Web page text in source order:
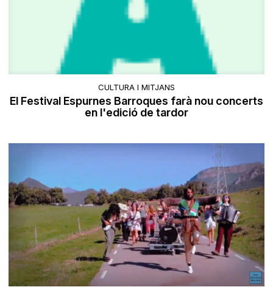
CULTURA I MITJANS
El Festival Espurnes Barroques farà nou concerts
en l'edició de tardor